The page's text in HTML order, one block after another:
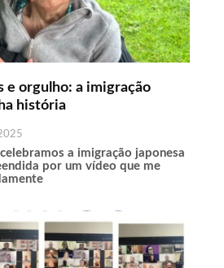
e orgulho: a imigração
história
a imigração japonesa
por um vídeo que me